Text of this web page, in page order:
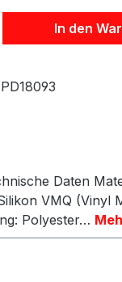
Gib den
In den
PD18093
Daten
VMQ (Vinyl
Polyester…